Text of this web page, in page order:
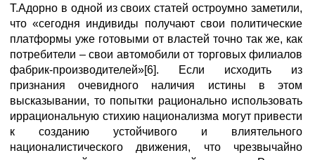
Т.Адорно в одной из своих статей остроумно заметили,
что «сегодня индивиды получают свои политические
платформы уже готовыми от властей точно так же, как
потребители – свои автомобили от торговых филиалов
фабрик-производителей»[6]. Если исходить из
признания очевидного наличия истины в этом
высказывании, то попытки рационально использовать
иррациональную стихию национализма могут привести
к созданию устойчивого и влиятельного
националистического движения, что чрезвычайно